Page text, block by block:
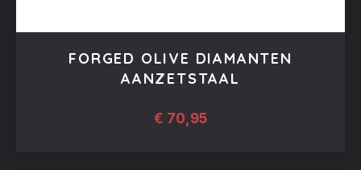
FORGED OLIVE DIAMANTEN
AANZETSTAAL
€ 70,95